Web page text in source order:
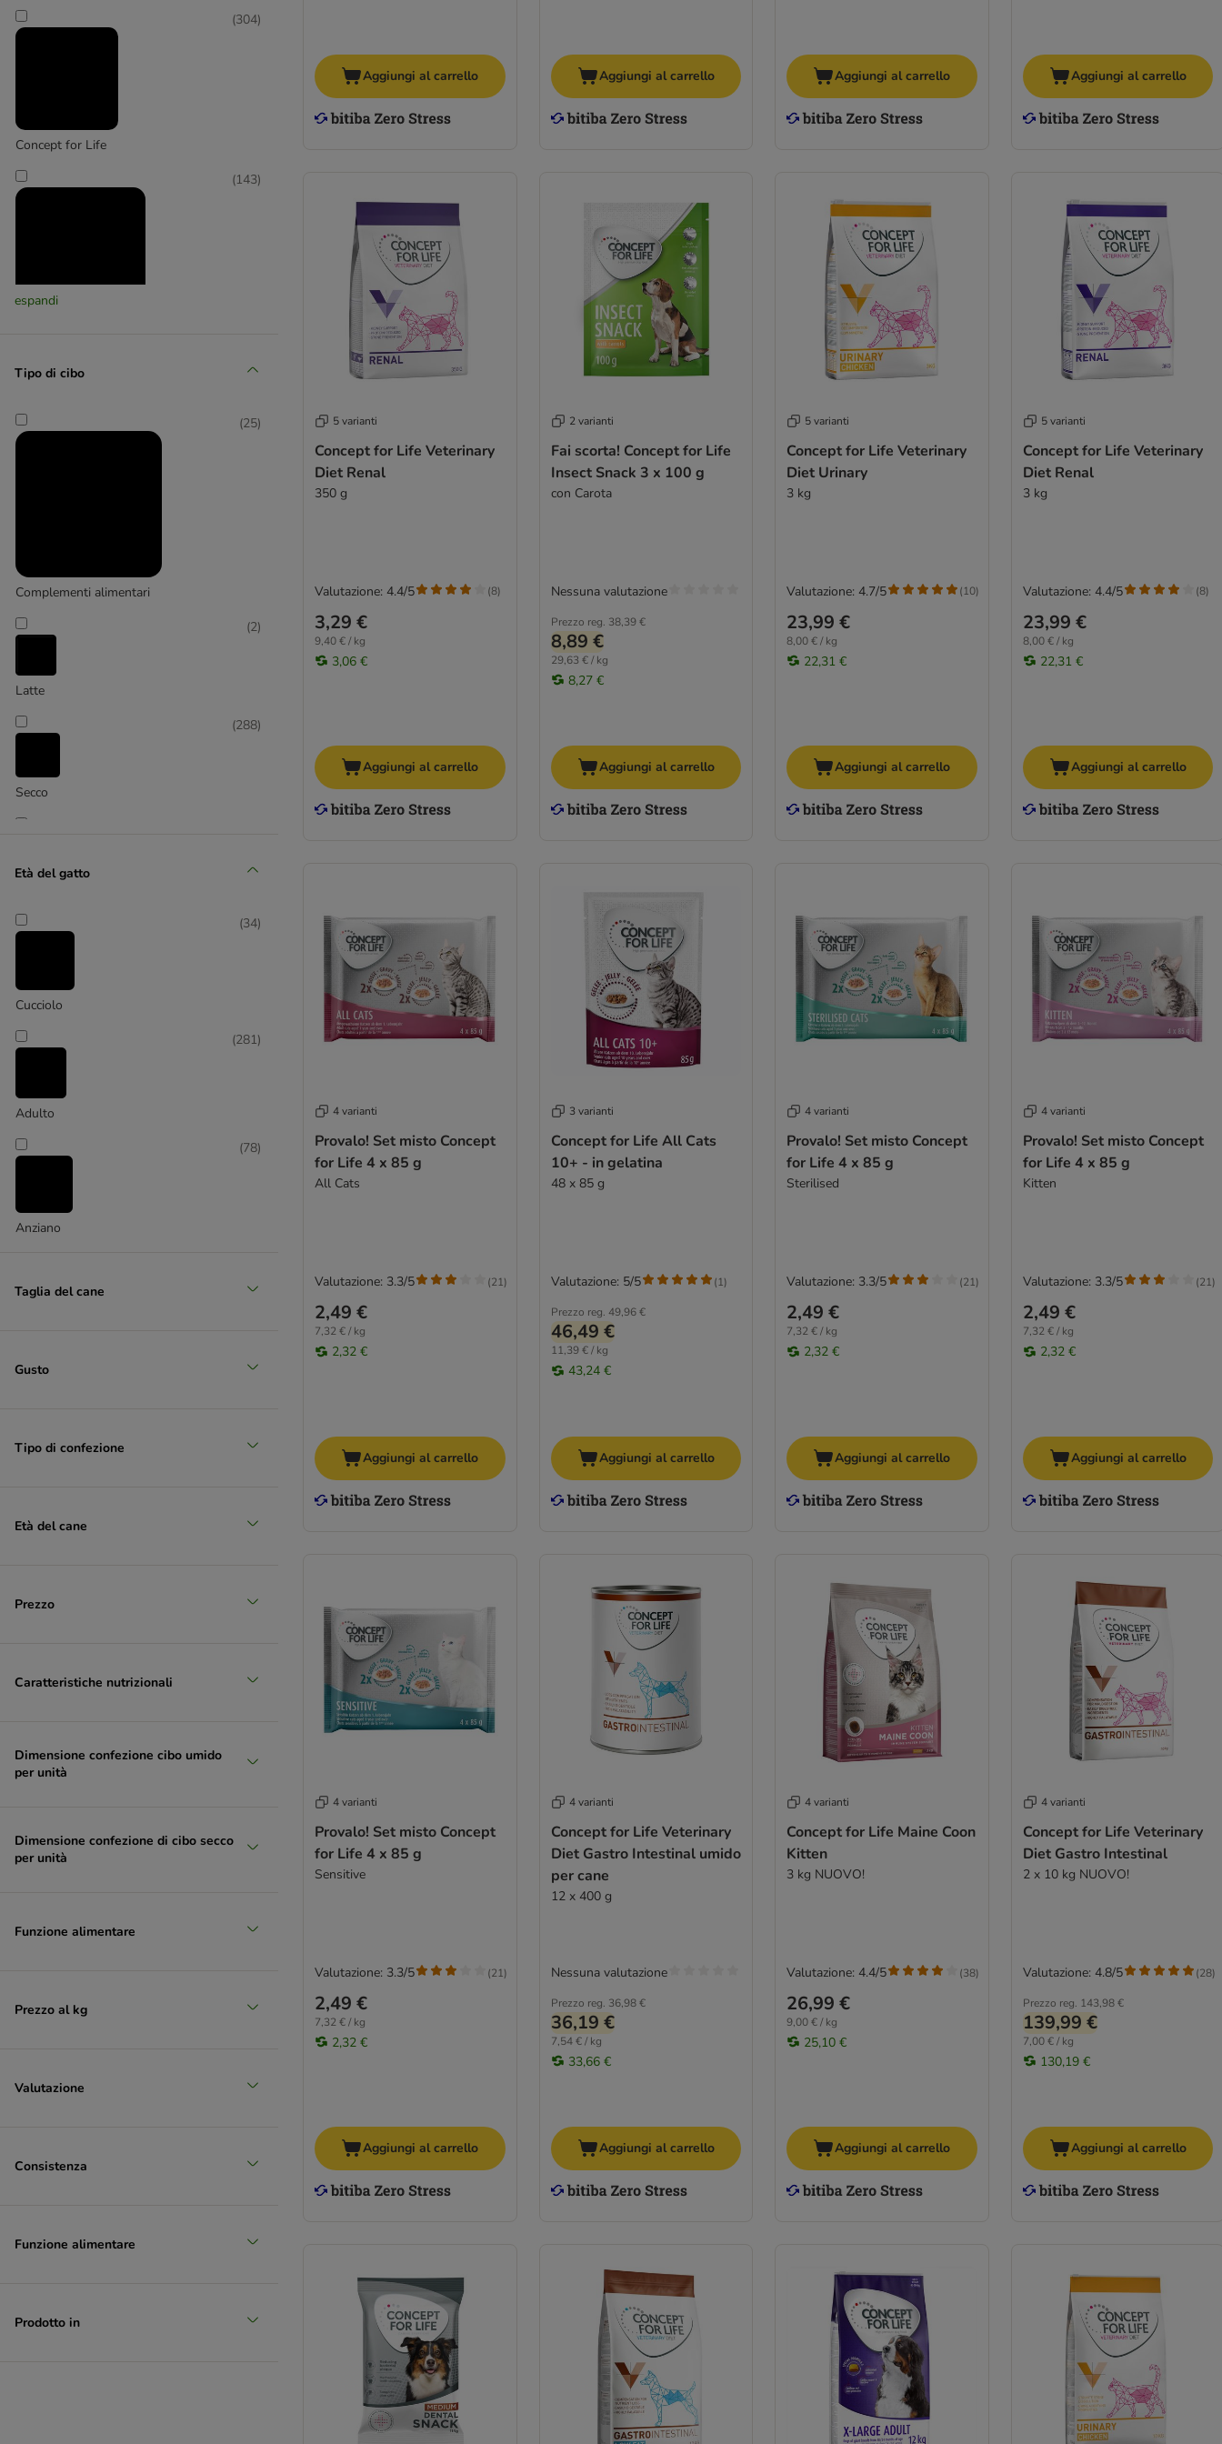
Concept for Life
(304)
(143)
30)
Life Cat Wet
espandi
Tipo di cibo
Complementi alimentari
(25)
Latte
(2)
Secco
(288)
Umido
203)
Età del gatto
Cucciolo
(34)
Adulto
(281)
Anziano
(78)
Taglia del cane
Gusto
Tipo di confezione
Età del cane
Prezzo
Caratteristiche nutrizionali
Dimensione confezione cibo umido
per unità
Dimensione confezione di cibo secco
per unità
Funzione alimentare
Prezzo al kg
Valutazione
Consistenza
Funzione alimentare
Prodotto in
Aggiungi al carrello Aggiungi al carrello Aggiungi al carrello Aggiungi al carrello
5 varianti
Concept for Life Veterinary
Diet Renal
350 g
3,29 €
9,40 € / kg
3,06 €
Valutazione: 4.4/5 (8)
Aggiungi al carrello
2 varianti
Fai scorta! Concept for Life
Insect Snack 3 x 100 g
con Carota
Prezzo reg. 38,39 €
8,89 €
29,63 € / kg
8,27 €
Nessuna valutazione
Aggiungi al carrello
5 varianti
Concept for Life Veterinary
Diet Urinary
3 kg
23,99 €
8,00 € / kg
22,31 €
Valutazione: 4.7/5 (10)
Aggiungi al carrello
5 varianti
Concept for Life Veterinary
Diet Renal
3 kg
23,99 €
8,00 € / kg
22,31 €
Valutazione: 4.4/5 (8)
Aggiungi al carrello
4 varianti
Provalo! Set misto Concept
for Life 4 x 85 g
All Cats
2,49 €
7,32 € / kg
2,32 €
Valutazione: 3.3/5 (21)
Aggiungi al carrello
3 varianti
Concept for Life All Cats
10+ - in gelatina
48 x 85 g
Prezzo reg. 49,96 €
46,49 €
11,39 € / kg
43,24 €
Valutazione: 5/5 (1)
Aggiungi al carrello
4 varianti
Provalo! Set misto Concept
for Life 4 x 85 g
Sterilised
2,49 €
7,32 € / kg
2,32 €
Valutazione: 3.3/5 (21)
Aggiungi al carrello
4 varianti
Provalo! Set misto Concept
for Life 4 x 85 g
Kitten
2,49 €
7,32 € / kg
2,32 €
Valutazione: 3.3/5 (21)
Aggiungi al carrello
4 varianti
Provalo! Set misto Concept
for Life 4 x 85 g
Sensitive
2,49 €
7,32 € / kg
2,32 €
Valutazione: 3.3/5 (21)
Aggiungi al carrello
4 varianti
Concept for Life Veterinary
Diet Gastro Intestinal umido
per cane
12 x 400 g
Prezzo reg. 36,98 €
36,19 €
7,54 € / kg
33,66 €
Nessuna valutazione
Aggiungi al carrello
4 varianti
Concept for Life Maine Coon
Kitten
3 kg NUOVO!
26,99 €
9,00 € / kg
25,10 €
Valutazione: 4.4/5 (38)
Aggiungi al carrello
4 varianti
Concept for Life Veterinary
Diet Gastro Intestinal
2 x 10 kg NUOVO!
Prezzo reg. 143,98 €
139,99 €
7,00 € / kg
130,19 €
Valutazione: 4.8/5 (28)
Aggiungi al carrello